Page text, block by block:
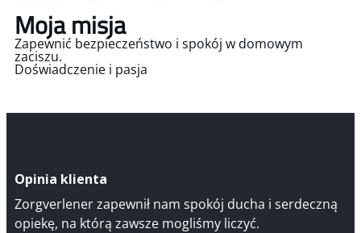
Moja misja
Zapewnić bezpieczeństwo i spokój w domowym
zaciszu.
Doświadczenie i pasja
Opinia klienta
Zorgverlener zapewnił nam spokój ducha i serdeczną
opiekę, na którą zawsze mogliśmy liczyć.